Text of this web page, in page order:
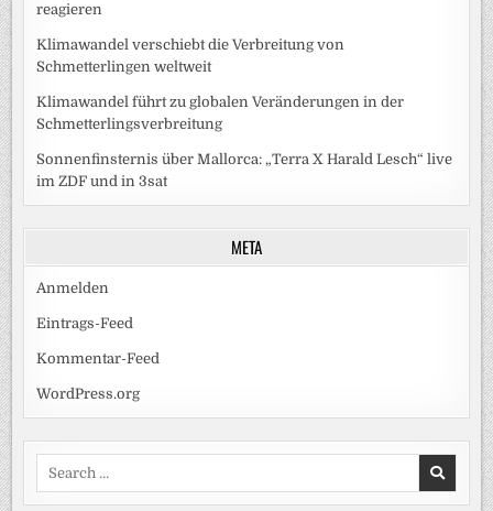
reagieren
Klimawandel verschiebt die Verbreitung von
Schmetterlingen weltweit
Klimawandel führt zu globalen Veränderungen in der
Schmetterlingsverbreitung
Sonnenfinsternis über Mallorca: „Terra X Harald Lesch“ live
im ZDF und in 3sat
META
Anmelden
Eintrags-Feed
Kommentar-Feed
WordPress.org
Search